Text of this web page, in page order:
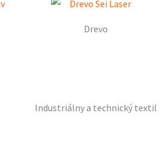
Drevo
Industriálny a technický textil